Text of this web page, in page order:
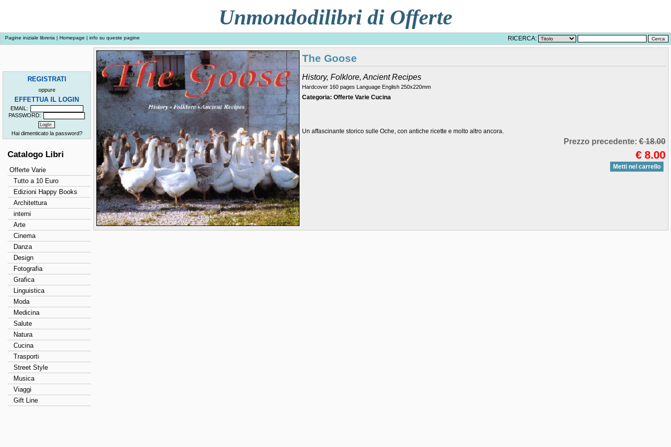
Unmondodilibri di Offerte
Pagine iniziale libreria | Homepage | info su queste pagine RICERCA:
The Goose
History, Folklore, Ancient Recipes
Hardcover 160 pages Language English 250x220mm
Categoria: Offerte Varie Cucina
Un affascinante storico sulle Oche, con antiche ricette e molto altro ancora.
Prezzo precedente: € 18.00
€ 8.00
Metti nel carrello
REGISTRATI
oppure
EFFETTUA IL LOGIN
EMAIL:
PASSWORD:
Hai dimenticato la password?
Catalogo Libri
Offerte Varie
Tutto a 10 Euro
Edizioni Happy Books
Architettura
interni
Arte
Cinema
Danza
Design
Fotografia
Grafica
Linguistica
Moda
Medicina
Salute
Natura
Cucina
Trasporti
Street Style
Musica
Viaggi
Gift Line